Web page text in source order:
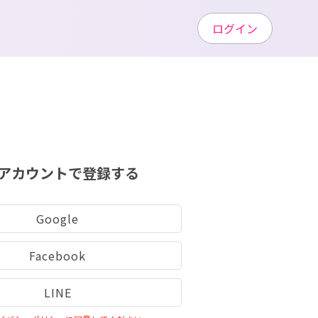
カウントで登録する
Google
Facebook
LINE
ログイン